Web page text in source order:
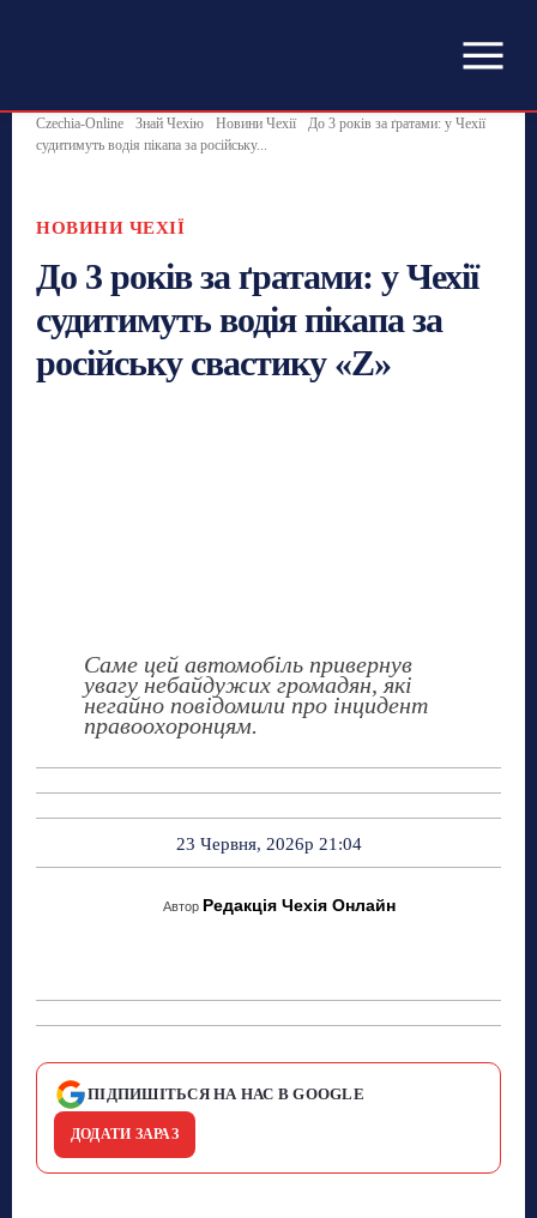
Czechia-Online Знай Чехію Новини Чехії
До 3 років за ґратами: у Чехії
судитимуть водія пікапа за російську...
НОВИНИ ЧЕХІЇ
До 3 років за ґратами: у Чехії
судитимуть водія пікапа за
російську свастику «Z»
Саме цей автомобіль привернув
увагу небайдужих громадян, які
негайно повідомили про інцидент
правоохоронцям.
23 Червня, 2026р 21:04
Автор Редакція Чехія Онлайн
ПІДПИШІТЬСЯ НА НАС В GOOGLE
ДОДАТИ ЗАРАЗ